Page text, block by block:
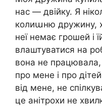
нас — двійку. Я
колиաню дружину,
неї немає грошей і
влаштуватися на
вона не
про мене і про
від мене, не
це анітрохи не